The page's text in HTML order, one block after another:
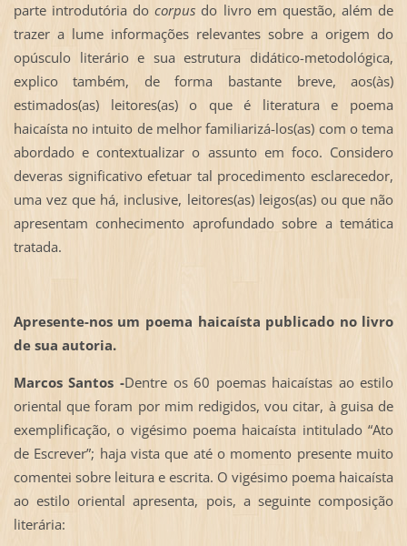
parte introdutória docorpus do livro em questão, além de
trazer a lume informações relevantes sobre a origem do
opúsculo literário e sua estrutura didático-metodológica,
explico também, de forma bastante breve, aos(às)
estimados(as) leitores(as) o que é literatura e poema
haicaísta no intuito de melhor familiarizá-los(as) com o tema
abordado e contextualizar o assunto em foco. Considero
deveras significativo efetuar tal procedimento esclarecedor,
uma vez que há, inclusive, leitores(as) leigos(as) ou que não
apresentam conhecimento aprofundado sobre a temática
tratada.
Apresente-nos um poema haicaísta publicado no livro
de sua autoria.
Marcos Santos -Dentre os 60 poemas haicaístas ao estilo
oriental que foram por mim redigidos, vou citar, à guisa de
exemplificação, o vigésimo poema haicaísta intitulado “Ato
de Escrever”; haja vista que até o momento presente muito
comentei sobre leitura e escrita. O vigésimo poema haicaísta
ao estilo oriental apresenta, pois, a seguinte composição
literária: